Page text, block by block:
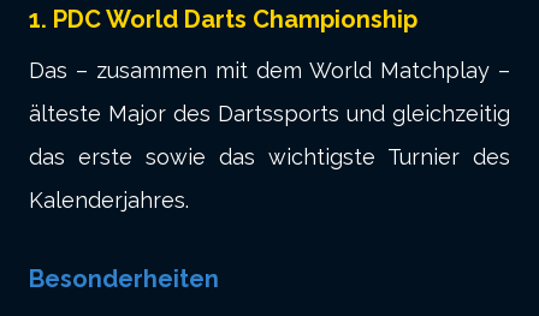
1. PDC World Darts Championship
Das – zusammen mit dem World Matchplay –
älteste Major des Dartssports und gleichzeitig
das erste sowie das wichtigste Turnier des
Kalenderjahres.
Besonderheiten